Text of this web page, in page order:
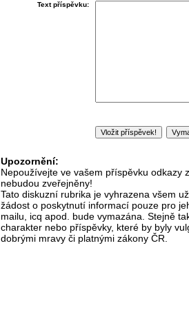
Text příspěvku:
Upozornění:
Nepoužívejte ve vašem příspěvku odkazy
nebudou zveřejněny!
Tato diskuzní rubrika je vyhrazena všem
žádost o poskytnutí informací pouze pro
mailu, icq apod. bude vymazána. Stejně
charakter nebo příspěvky, které by byly
dobrými mravy či platnými zákony ČR.